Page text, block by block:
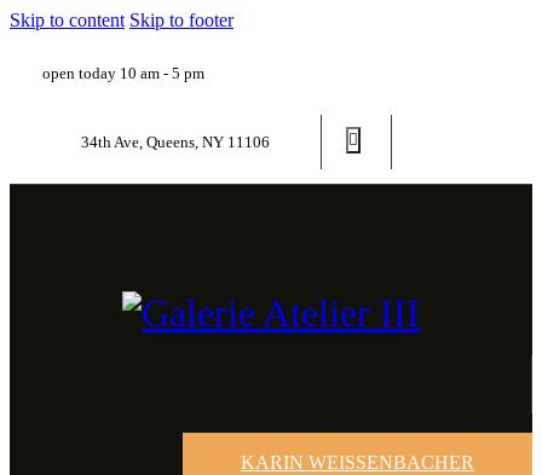
Skip to content Skip to footer
open today 10 am - 5 pm
34th Ave, Queens, NY 11106
KARIN WEISSENBACHER